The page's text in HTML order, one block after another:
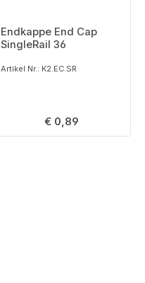
Endkappe End Cap
SingleRail 36
Artikel Nr.: K2.EC.SR
Regulärer Preis:
€ 0,89